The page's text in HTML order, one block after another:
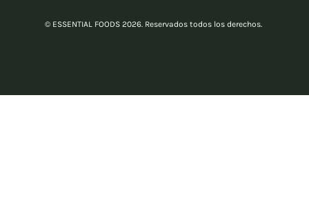
© ESSENTIAL FOODS 2026. Reservados todos los derechos.